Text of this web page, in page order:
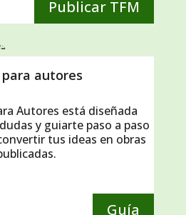
Publicar TFM
para autores
Autores está diseñada
y guiarte paso a paso
tus ideas en obras
Guía